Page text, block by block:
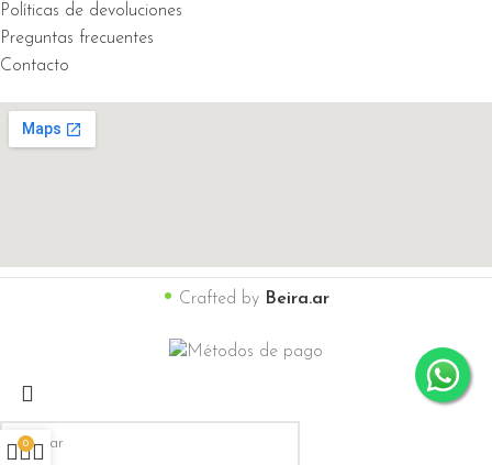
Políticas de devoluciones
Preguntas frecuentes
Contacto
• Crafted by Beira.ar
0